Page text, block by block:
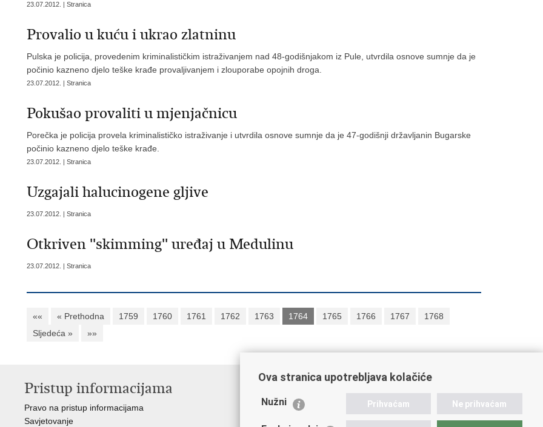
23.07.2012. | Stranica
Provalio u kuću i ukrao zlatninu
Pulska je policija, provedenim kriminalističkim istraživanjem nad 48-godišnjakom iz Pule, utvrdila osnove sumnje da je
počinio kazneno djelo teške krađe provaljivanjem i zlouporabe opojnih droga.
23.07.2012. | Stranica
Pokušao provaliti u mjenjačnicu
Porečka je policija provela kriminalističko istraživanje i utvrdila osnove sumnje da je 47-godišnji državljanin Bugarske
počinio kazneno djelo teške krađe.
23.07.2012. | Stranica
Uzgajali halucinogene gljive
23.07.2012. | Stranica
Otkriven ''skimming'' uređaj u Medulinu
23.07.2012. | Stranica
«« « Prethodna 1759 1760 1761 1762 1763 1764 1765 1766 1767
1768
Sljedeća »
»»
Pristup informacijama
Pravo na pristup informacijama
Savjetovanje
Važne poveznice
Ministarstvo unutarnjih poslova
Ova stranica upotrebljava kolačiće
Nužni Prihvaćam Ne prihvaćam